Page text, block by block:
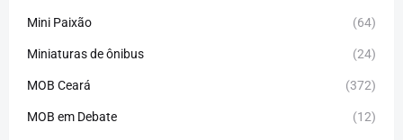
Mini Paixão (64)
Miniaturas de ônibus (24)
MOB Ceará (372)
MOB em Debate (12)